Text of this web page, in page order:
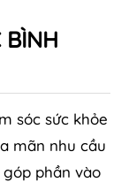
BÌNH
sóc sức khỏe
mãn nhu cầu
phần vào